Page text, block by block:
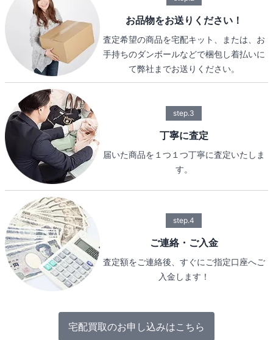
お品物をお送りください！
査定希望の商品を宅配キット、または、お
手持ちのダンボールなどで梱包し着払いに
て弊社までお送りください。
step.3
丁寧に査定
届いた商品を１つ１つ丁寧に査定いたしま
す。
step.4
ご連絡・ご入金
査定額をご連絡後、すぐにご指定口座へご
入金します！
宅配買取のお申し込みはこちら